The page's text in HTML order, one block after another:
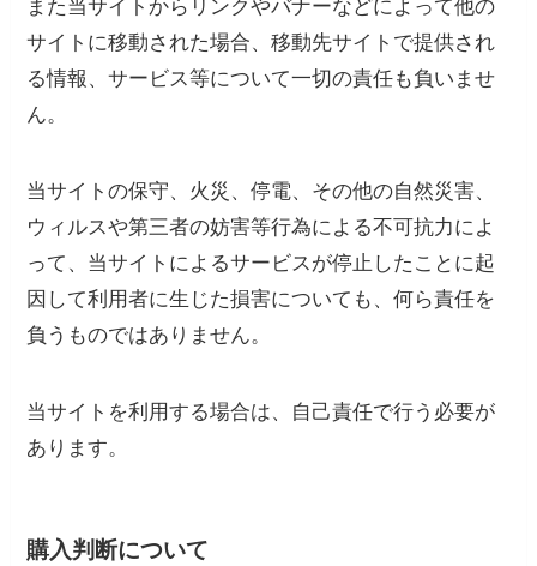
また当サイトからリンクやバナーなどによって他の
サイトに移動された場合、移動先サイトで提供され
る情報、サービス等について一切の責任も負いませ
ん。
当サイトの保守、火災、停電、その他の自然災害、
ウィルスや第三者の妨害等行為による不可抗力によ
って、当サイトによるサービスが停止したことに起
因して利用者に生じた損害についても、何ら責任を
負うものではありません。
当サイトを利用する場合は、自己責任で行う必要が
あります。
購入判断について